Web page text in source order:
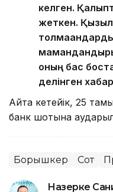
келген.
жеткен.
оның бас
делінген
Айта кетейік, 25
банк шотына
Борышкер Сот
Назерке